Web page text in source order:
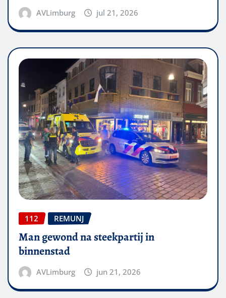
AVLimburg jul 21, 2026
112 REMUNJ
Man gewond na steekpartij in
binnenstad
AVLimburg jun 21, 2026